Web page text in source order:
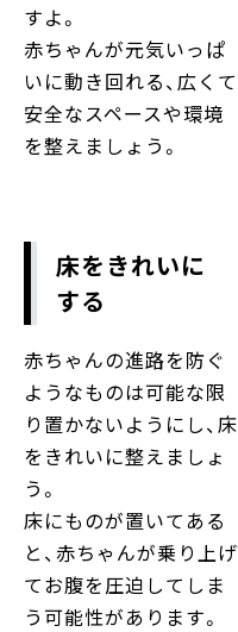
すよ。
赤ちゃんが元気いっぱ
いに動き回れる、広くて
安全なスペースや環境
を整えましょう。
床をきれいに
する
赤ちゃんの進路を防ぐ
ようなものは可能な限
り置かないようにし、床
をきれいに整えましょ
う。
床にものが置いてある
と、赤ちゃんが乗り上げ
てお腹を圧迫してしま
う可能性があります。